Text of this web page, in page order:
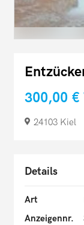
300,00 €
24103 Kiel
Details
Art
Anzeigennr.